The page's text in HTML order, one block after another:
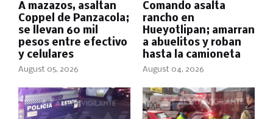
A mazazos, asaltan
Coppel de Panzacola;
se llevan 60 mil
pesos entre efectivo
y celulares
August 05, 2026
Comando asalta
rancho en
Hueyotlipan; amarran
a abuelitos y roban
hasta la camioneta
August 04, 2026